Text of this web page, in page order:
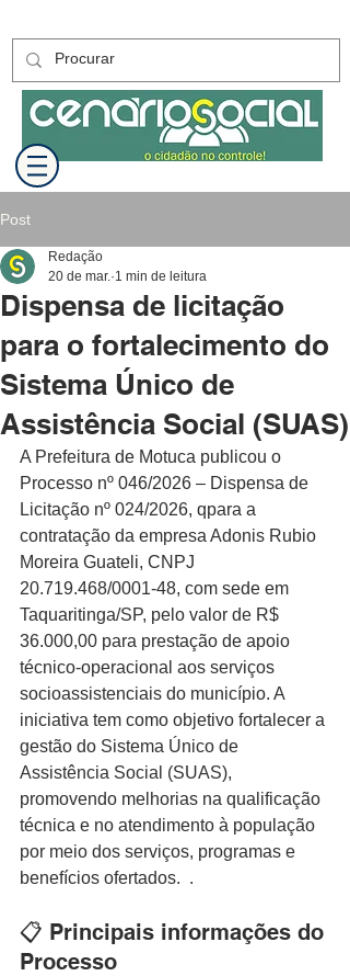
Post
Dispensa de licitação
para o fortalecimento do
Sistema Único de
Assistência Social (SUAS)
Redação
20 de mar. 1 min de leitura
A Prefeitura de Motuca publicou o
Processo nº 046/2026 – Dispensa de
Licitação nº 024/2026, qpara a
contratação da empresa Adonis Rubio
Moreira Guateli, CNPJ
20.719.468/0001-48, com sede em
Taquaritinga/SP, pelo valor de R$
36.000,00 para prestação de apoio
técnico-operacional aos serviços
socioassistenciais do município. A
iniciativa tem como objetivo fortalecer a
gestão do Sistema Único de
Assistência Social (SUAS),
promovendo melhorias na qualificação
técnica e no atendimento à população
por meio dos serviços, programas e
benefícios ofertados.  .
📋 Principais informações do
Processo